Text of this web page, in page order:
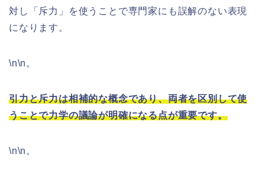
対し「斥力」を使うことで専門家にも誤解のない表現
になります。
\n\n。
引力と斥力は相補的な概念であり、両者を区別して使
うことで力学の議論が明確になる点が重要です。
\n\n。